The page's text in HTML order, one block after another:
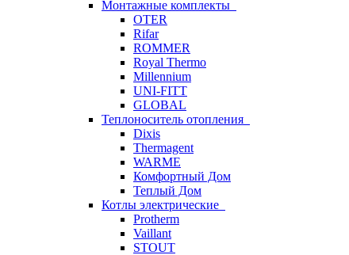
Монтажные комплекты
OTER
Rifar
ROMMER
Royal Thermo
Millennium
UNI-FITT
GLOBAL
Теплоноситель отопления
Dixis
Thermagent
WARME
Комфортный Дом
Теплый Дом
Котлы электрические
Protherm
Vaillant
STOUT